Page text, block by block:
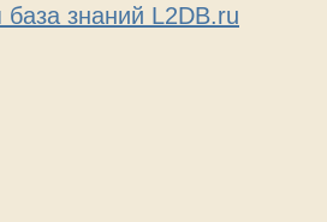
знаний L2DB.ru